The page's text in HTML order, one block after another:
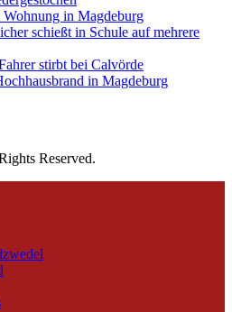
in Magdeburg
schießt in Schule auf mehrere
stirbt bei Calvörde
in Magdeburg
Reserved.